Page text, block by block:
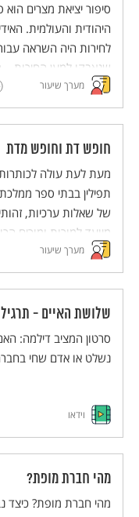
סיפור יציאת מצרים הוא
היהודית והעולמית.
לחירות היה השראה
שנאבקו למען החירות –
של אחרים. בכך, מעבר
יציאת מצרים מבטא
– וחושף את המנגנונים
משעבדים אחרים.
טקסטים הקשורים
נועד להעצים את
אדם, את האמפתיה
למשמעות השליטה של
מערך שיעור
חופש דת וחופש מדת
מעת לעת עולה
תפילין בבתי ספר
של שאלות ערכיות,
מיועד למורות ומורים
בכיתה על התופעה.
הערכים "חופש דת"
וכן לדון באופיו של
חילונית.
מערך שיעור
שלושת האיים -
סרטון המציב דילמה:
נשלט או אדם שחי בחברה
וידאו
מהי חברת מופת?
מהי חברת מופת? כיצד